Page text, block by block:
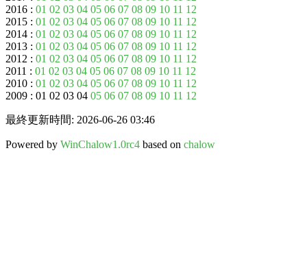
2016 : 01 02 03 04 05 06 07 08 09 10 11 12
2015 : 01 02 03 04 05 06 07 08 09 10 11 12
2014 : 01 02 03 04 05 06 07 08 09 10 11 12
2013 : 01 02 03 04 05 06 07 08 09 10 11 12
2012 : 01 02 03 04 05 06 07 08 09 10 11 12
2011 : 01 02 03 04 05 06 07 08 09 10 11 12
2010 : 01 02 03 04 05 06 07 08 09 10 11 12
2009 : 01 02 03 04 05 06 07 08 09 10 11 12
最終更新時間: 2026-06-26 03:46
Powered by WinChalow1.0rc4 based on chalow